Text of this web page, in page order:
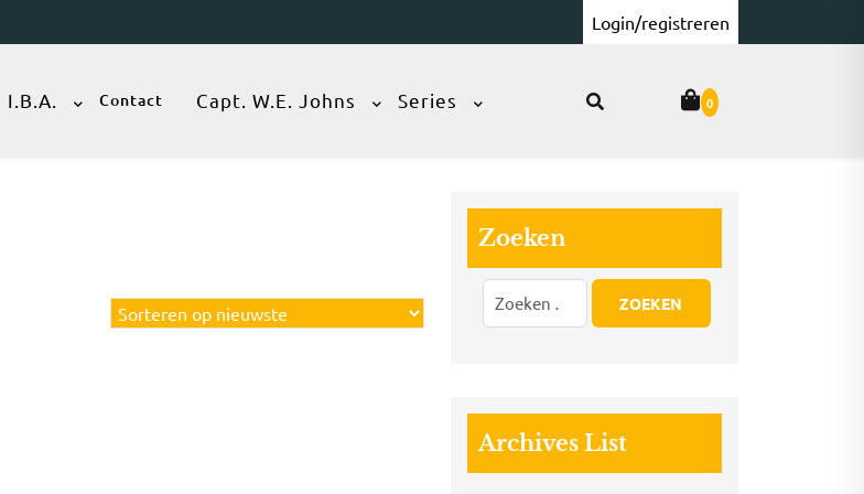
Login/registreren
I.B.A. Contact Capt. W.E. Johns Series 0
Zoeken
Archives List